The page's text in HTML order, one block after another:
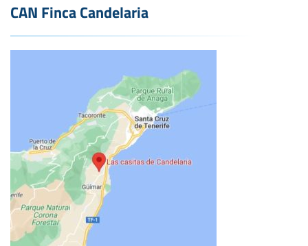
CAN Finca Candelaria